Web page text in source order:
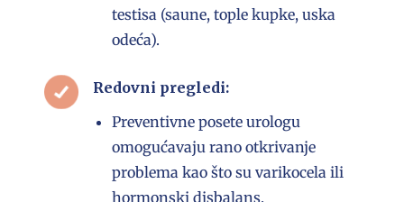
testisa (saune, tople kupke, uska
odeća).
Redovni pregledi:
Preventivne posete urologu
omogućavaju rano otkrivanje
problema kao što su varikocela ili
hormonski disbalans.